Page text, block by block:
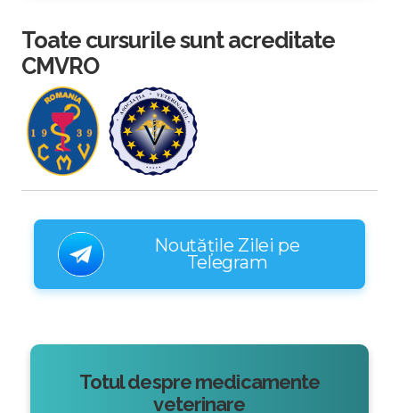
Toate cursurile sunt acreditate
CMVRO
Noutățile Zilei pe
Telegram
Totul despre medicamente
veterinare